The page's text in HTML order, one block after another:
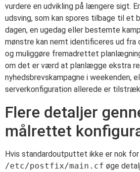
vurdere en udvikling på længere sigt.
udsving, som kan spores tilbage til et
dagen, en ugedag eller bestemte
mønstre kan nemt identificeres ud fra
og muliggøre fremadrettet
om det er værd at planlægge ekstra
nyhedsbrevskampagne i weekenden,
serverkonfiguration allerede er
Flere detaljer
målrettet
Hvis standardoutputtet ikke er nok for
/etc/postfix/main.cf øge